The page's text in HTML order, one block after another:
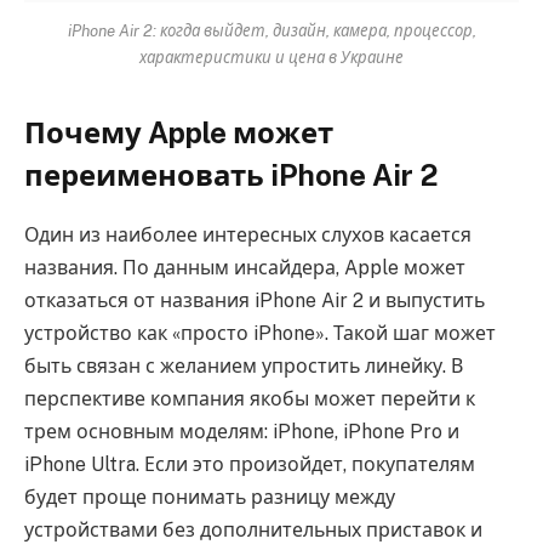
iPhone Air 2: когда выйдет, дизайн, камера, процессор,
характеристики и цена в Украине
Почему Apple может
переименовать iPhone Air 2
Один из наиболее интересных слухов касается
названия. По данным инсайдера, Apple может
отказаться от названия iPhone Air 2 и выпустить
устройство как «просто iPhone». Такой шаг может
быть связан с желанием упростить линейку. В
перспективе компания якобы может перейти к
трем основным моделям: iPhone, iPhone Pro и
iPhone Ultra. Если это произойдет, покупателям
будет проще понимать разницу между
устройствами без дополнительных приставок и